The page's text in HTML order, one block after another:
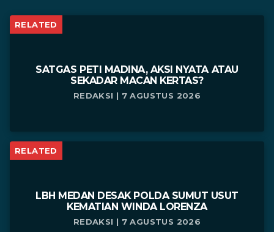
RELATED
SATGAS PETI MADINA, AKSI NYATA ATAU
SEKADAR MACAN KERTAS?
REDAKSI | 7 AGUSTUS 2026
RELATED
LBH MEDAN DESAK POLDA SUMUT USUT
KEMATIAN WINDA LORENZA
REDAKSI | 7 AGUSTUS 2026